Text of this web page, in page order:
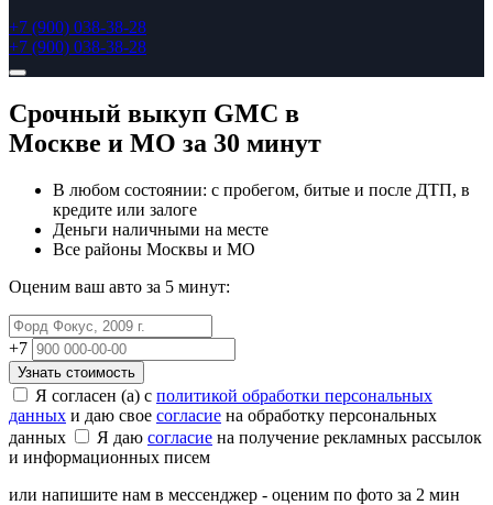
+7 (900) 038-38-28
+7 (900) 038-38-28
Срочный выкуп GMC в
Москве и МО за 30 минут
В любом состоянии: с пробегом, битые и после ДТП, в
кредите или залоге
Деньги наличными на месте
Все районы Москвы и МО
Оценим ваш авто за 5 минут:
+7
Узнать стоимость
Я согласен (а) с политикой обработки персональных
данных и даю свое согласие на обработку персональных
данных
Я даю согласие на получение рекламных рассылок
и информационных писем
или напишите нам в мессенджер - оценим по фото за 2 мин